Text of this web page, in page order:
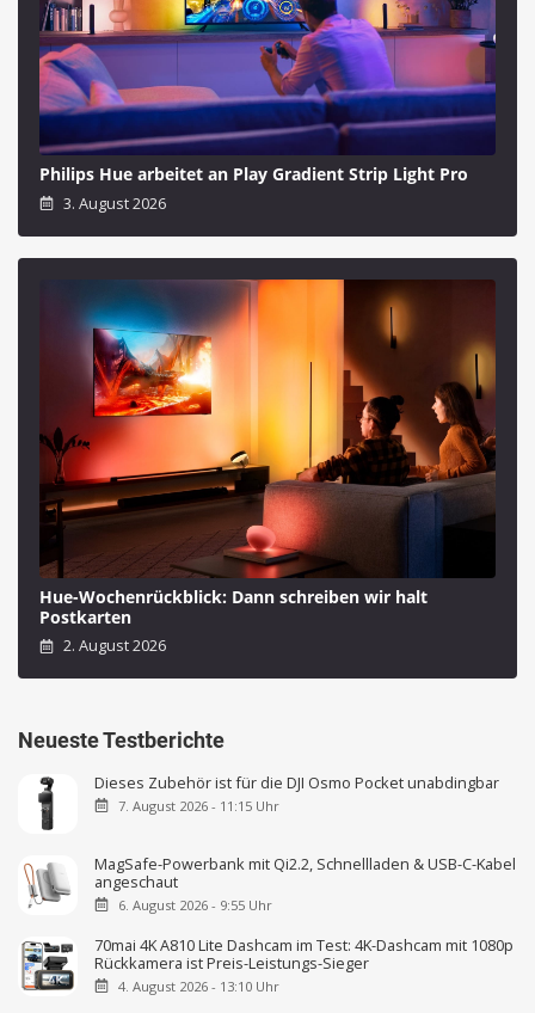
Philips Hue arbeitet an Play Gradient Strip Light Pro
3. August 2026
Hue-Wochenrückblick: Dann schreiben wir halt
Postkarten
2. August 2026
Neueste Testberichte
Dieses Zubehör ist für die DJI Osmo Pocket unabdingbar
7. August 2026 - 11:15 Uhr
MagSafe-Powerbank mit Qi2.2, Schnellladen & USB-C-Kabel
angeschaut
6. August 2026 - 9:55 Uhr
70mai 4K A810 Lite Dashcam im Test: 4K-Dashcam mit 1080p
Rückkamera ist Preis-Leistungs-Sieger
4. August 2026 - 13:10 Uhr